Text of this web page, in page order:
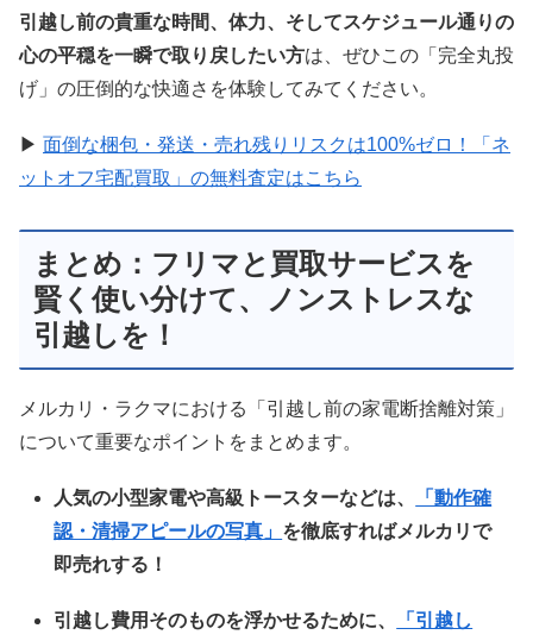
引越し前の貴重な時間、体力、そしてスケジュール通りの
心の平穏を一瞬で取り戻したい方は、ぜひこの「完全丸投
げ」の圧倒的な快適さを体験してみてください。
▶ 面倒な梱包・発送・売れ残りリスクは100%ゼロ！「ネ
ットオフ宅配買取」の無料査定はこちら
まとめ：フリマと買取サービスを
賢く使い分けて、ノンストレスな
引越しを！
メルカリ・ラクマにおける「引越し前の家電断捨離対策」
について重要なポイントをまとめます。
人気の小型家電や高級トースターなどは、
「動作確
認・清掃アピールの写真」 を徹底すればメルカリで
即売れする！
引越し費用そのものを浮かせるために、
「引越し